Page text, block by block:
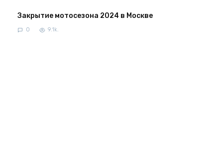
Закрытие мотосезона 2024 в Москве
0 9.1k.